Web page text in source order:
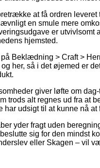
at få ordren
en smule mere
er utvivlsomt
hjemsted.
på Beklædning > Craft >
her, så i det øjemed er
giver løfte om
trods alt regnes ud fra at
har udsigt til at kunne nå
yder fragt uden
sig for den mindst
eller Skagen – vil